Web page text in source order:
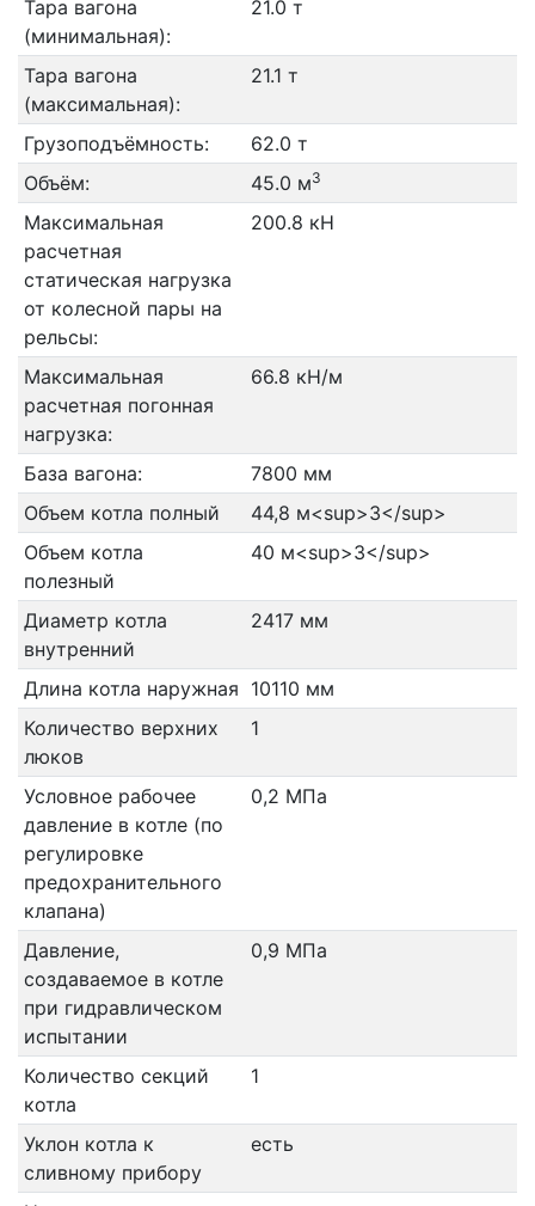
Тара вагона
(минимальная):
21.0 т
Тара вагона
(максимальная):
21.1 т
Грузоподъёмность:
62.0 т
Объём:
45.0 м3
Максимальная
расчетная
статическая нагрузка
от колесной пары на
рельсы:
200.8 кН
Максимальная
расчетная погонная
нагрузка:
66.8 кН/м
База вагона:
7800 мм
Объем котла полный
44,8 м<sup>3</sup>
Объем котла
полезный
40 м<sup>3</sup>
Диаметр котла
внутренний
2417 мм
Длина котла наружная 10110 мм
Количество верхних
люков
1
Условное рабочее
давление в котле (по
регулировке
предохранительного
клапана)
0,2 МПа
Давление,
создаваемое в котле
при гидравлическом
испытании
0,9 МПа
Количество секций
котла
1
Уклон котла к
сливному прибору
есть